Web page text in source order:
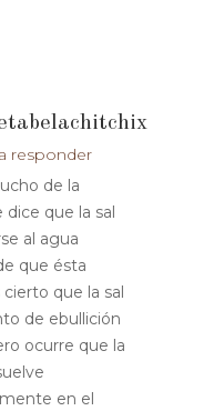
responder
de la
que la sal
al agua
que ésta
cierto que la sal
de ebullición
ocurre que la
en el